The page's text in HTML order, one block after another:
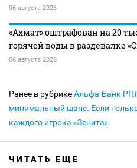
06 августа 2026
«Ахмат» оштрафован на 20
горячей воды в раздевалке
06 августа 2026
Ранее в рубрикеАльфа-Банк
минимальный шанс. Если
каждого игрока «Зенита»
ЧИТАТЬ ЕЩЕ